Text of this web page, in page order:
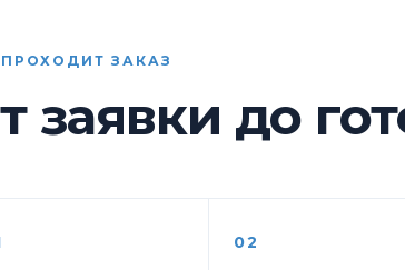
ЗАКАЗ
заявки до
02